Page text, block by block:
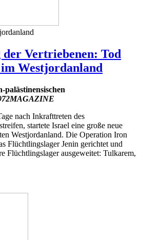
Vertriebenen: Tod
Westjordanland
palästinensischen
nach Inkrafttreten des
startete Israel eine große neue
Westjordanland. Die Operation Iron
Flüchtlingslager Jenin gerichtet und
Flüchtlingslager ausgeweitet: Tulkarem,